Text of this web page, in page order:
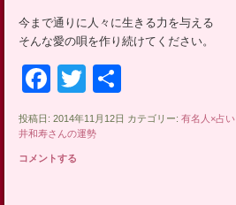
今まで通りに人々に生きる力を与える
そんな愛の唄を作り続けてください。
Facebook
Twitter
有
投稿日: 2014年11月12日 カテゴリー:有名人×占い
井和寿さんの運勢
コメントする